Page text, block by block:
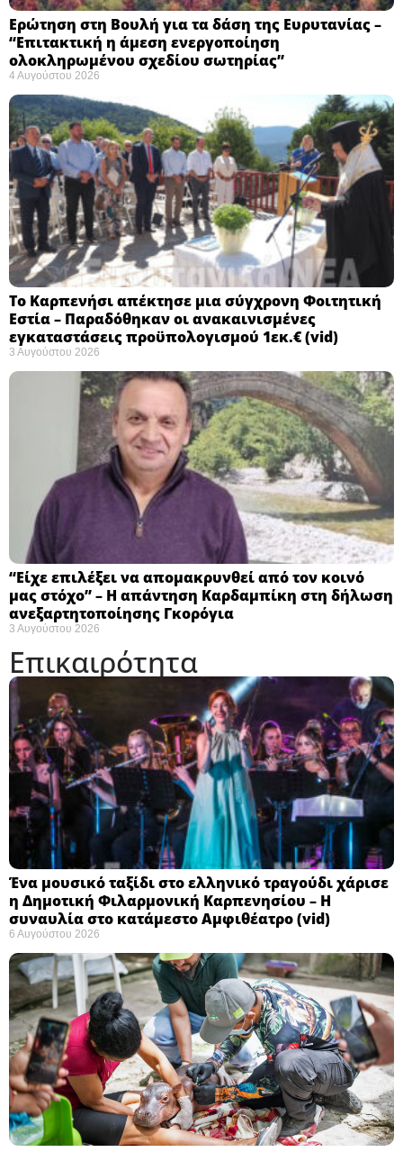
Ερώτηση στη Βουλή για τα δάση της Ευρυτανίας –
“Eπιτακτική η άμεση ενεργοποίηση
ολοκληρωμένου σχεδίου σωτηρίας”
4 Αυγούστου 2026
Το Καρπενήσι απέκτησε μια σύγχρονη Φοιτητική
Εστία – Παραδόθηκαν οι ανακαινισμένες
εγκαταστάσεις προϋπολογισμού 1εκ.€ (vid)
3 Αυγούστου 2026
“Είχε επιλέξει να απομακρυνθεί από τον κοινό
μας στόχο” – Η απάντηση Καρδαμπίκη στη δήλωση
ανεξαρτητοποίησης Γκορόγια
3 Αυγούστου 2026
Επικαιρότητα
Ένα μουσικό ταξίδι στο ελληνικό τραγούδι χάρισε
η Δημοτική Φιλαρμονική Καρπενησίου – Η
συναυλία στο κατάμεστο Αμφιθέατρο (vid)
6 Αυγούστου 2026